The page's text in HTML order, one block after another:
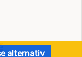
alternativ